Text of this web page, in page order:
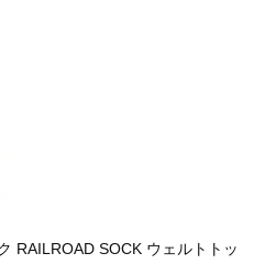
RAILROAD SOCK ウェルトトッ